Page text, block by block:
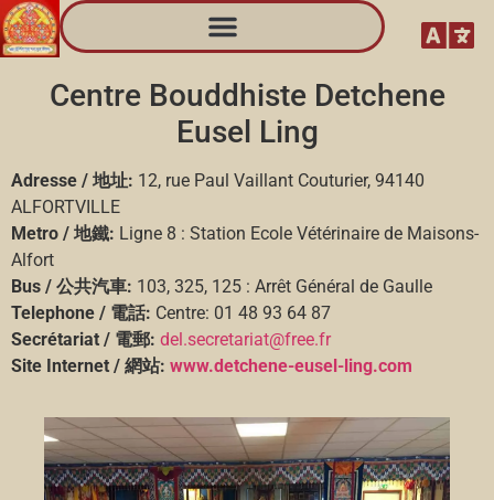
Centre Bouddhiste Detchene
Eusel Ling
Adresse / 地址: 12, rue Paul Vaillant Couturier, 94140
ALFORTVILLE
Metro / 地鐵: Ligne 8 : Station Ecole Vétérinaire de Maisons-
Alfort
Bus / 公共汽車: 103, 325, 125 : Arrêt Général de Gaulle
Telephone / 電話: Centre: 01 48 93 64 87
Secrétariat / 電郵: del.secretariat@free.fr
Site Internet / 網站: www.detchene-eusel-ling.com